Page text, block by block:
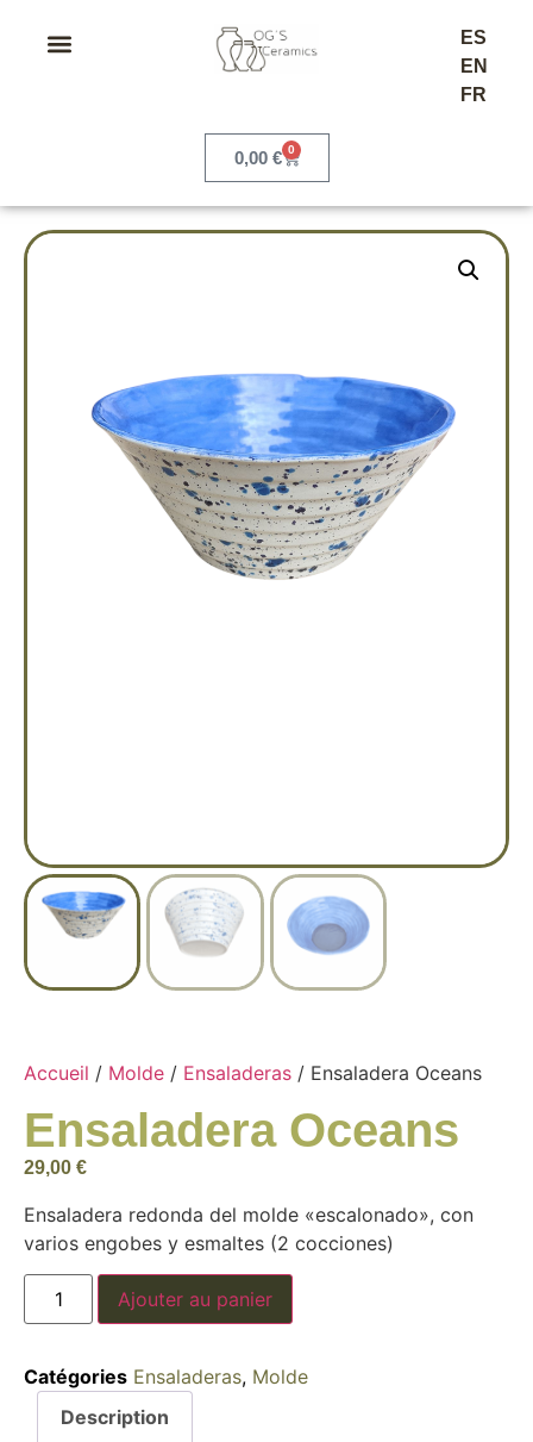
ES
EN
FR
0,00 € 0
Accueil / Molde / Ensaladeras / Ensaladera Oceans
Ensaladera Oceans
29,00 €
Ensaladera redonda del molde «escalonado», con
varios engobes y esmaltes (2 cocciones)
Ajouter au panier
Catégories Ensaladeras, Molde
Description